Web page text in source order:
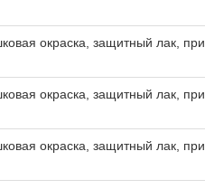
окраска, защитный лак, при
окраска, защитный лак, при
окраска, защитный лак, при